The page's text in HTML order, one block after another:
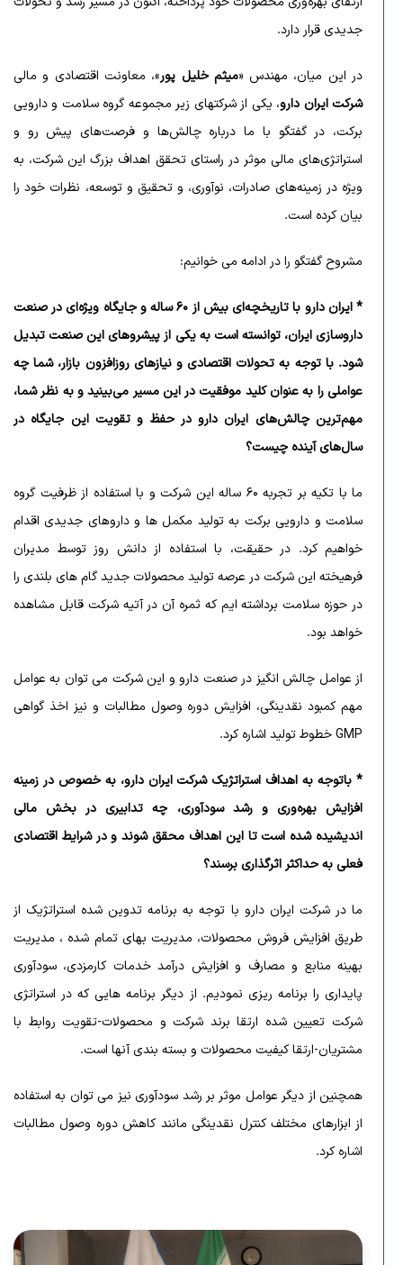
جدیدی قرار دارد.
در این میان، مهندس «میثم خلیل پور»، معاونت اقتصادی و مالی
شرکت ایران دارو، یکی از شرکتهای زیر مجموعه گروه سلامت و دارویی
برکت، در گفتگو با ما درباره چالش‌ها و فرصت‌های پیش رو و
استراتژی‌های مالی موثر در راستای تحقق اهداف بزرگ این شرکت، به
ویژه در زمینه‌های صادرات، نوآوری، و تحقیق و توسعه، نظرات خود را
بیان کرده است.
مشروح گفتگو را در ادامه می خوانیم:
* ایران دارو با تاریخچه‌ای بیش از ۶۰ ساله و جایگاه ویژه‌ای در صنعت
داروسازی ایران، توانسته است به یکی از پیشروهای این صنعت تبدیل
شود. با توجه به تحولات اقتصادی و نیازهای روزافزون بازار، شما چه
عواملی را به عنوان کلید موفقیت در این مسیر می‌بینید و به نظر شما،
مهم‌ترین چالش‌های ایران دارو در حفظ و تقویت این جایگاه در
سال‌های آینده چیست؟
ما با تکیه بر تجربه ۶۰ ساله این شرکت و با استفاده از ظرفیت گروه
سلامت و دارویی برکت به تولید مکمل ها و داروهای جدیدی اقدام
خواهیم کرد. در حقیقت، با استفاده از دانش روز توسط مدیران
فرهیخته این شرکت در عرصه تولید محصولات جدید گام های بلندی را
در حوزه سلامت برداشته ایم که ثمره آن در آتیه شرکت قابل مشاهده
خواهد بود.
از عوامل چالش انگیز در صنعت دارو و این شرکت می توان به عوامل
مهم کمبود نقدینگی، افزایش دوره وصول مطالبات و نیز اخذ گواهی
GMP خطوط تولید اشاره کرد.
* باتوجه به اهداف استراتژیک شرکت ایران دارو، به خصوص در زمینه
افزایش بهره‌وری و رشد سودآوری، چه تدابیری در بخش مالی
اندیشیده شده است تا این اهداف محقق شوند و در شرایط اقتصادی
فعلی به حداکثر اثرگذاری برسند؟
ما در شرکت ایران دارو با توجه به برنامه تدوین شده استراتژیک از
طریق افزایش فروش محصولات، مدیریت بهای تمام شده ، مدیریت
بهینه منابع و مصارف و افزایش درآمد خدمات کارمزدی، سودآوری
پایداری را برنامه ریزی نمودیم. از دیگر برنامه هایی که در استراتژی
شرکت تعیین شده ارتقا برند شرکت و محصولات-تقویت روابط با
مشتریان-ارتقا کیفیت محصولات و بسته بندی آنها است.
همچنین از دیگر عوامل موثر بر رشد سودآوری نیز می توان به استفاده
از ابزارهای مختلف کنترل نقدینگی مانند کاهش دوره وصول مطالبات
اشاره کرد.